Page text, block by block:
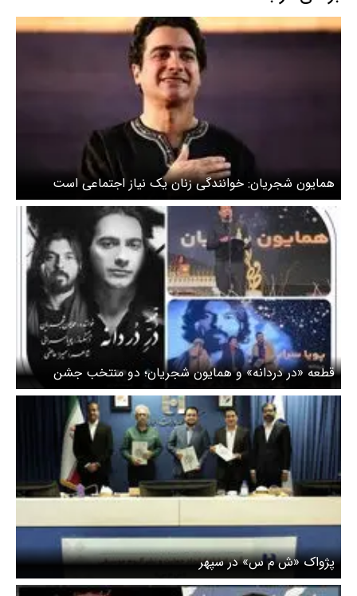
همایون شجریان: خوانندگی زنان یک نیاز اجتماعی است
قطعه «در دردانه» و همایون شجریان؛ دو منتخب جشن
موسیقی حافظ
پژواک «ش م س» در سپهر